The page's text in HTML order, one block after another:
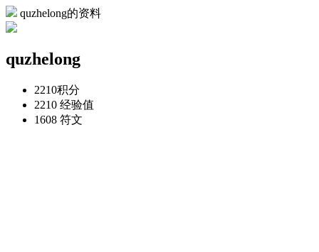
quzhelong的资料
quzhelong
2210积分
2210 经验值
1608 符文